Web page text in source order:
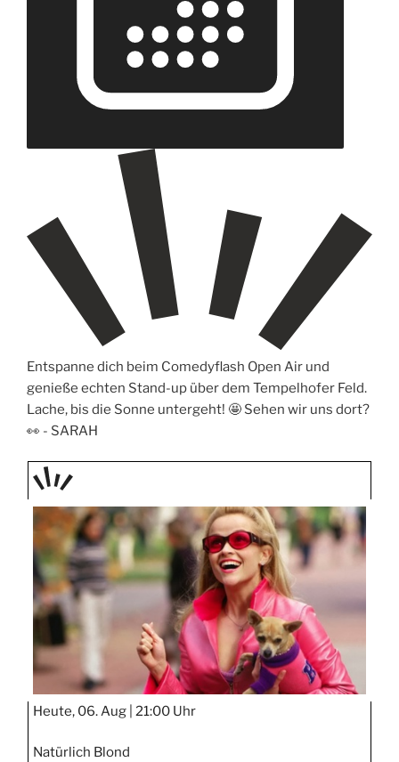
Entspanne dich beim Comedyflash Open Air und
genieße echten Stand-up über dem Tempelhofer Feld.
Lache, bis die Sonne untergeht! 🤩 Sehen wir uns dort?
👀 - SARAH
TAGE
STIPP
Heute, 06. Aug | 21:00 Uhr
Natürlich Blond